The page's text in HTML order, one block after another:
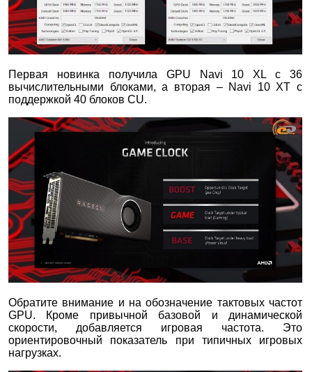
Первая новинка получила GPU Navi 10 XL с 36
вычислительными блоками, а вторая – Navi 10 XT с
поддержкой 40 блоков CU.
Обратите внимание и на обозначение тактовых частот
GPU. Кроме привычной базовой и динамической
скорости, добавляется игровая частота. Это
ориентировочный показатель при типичных игровых
нагрузках.